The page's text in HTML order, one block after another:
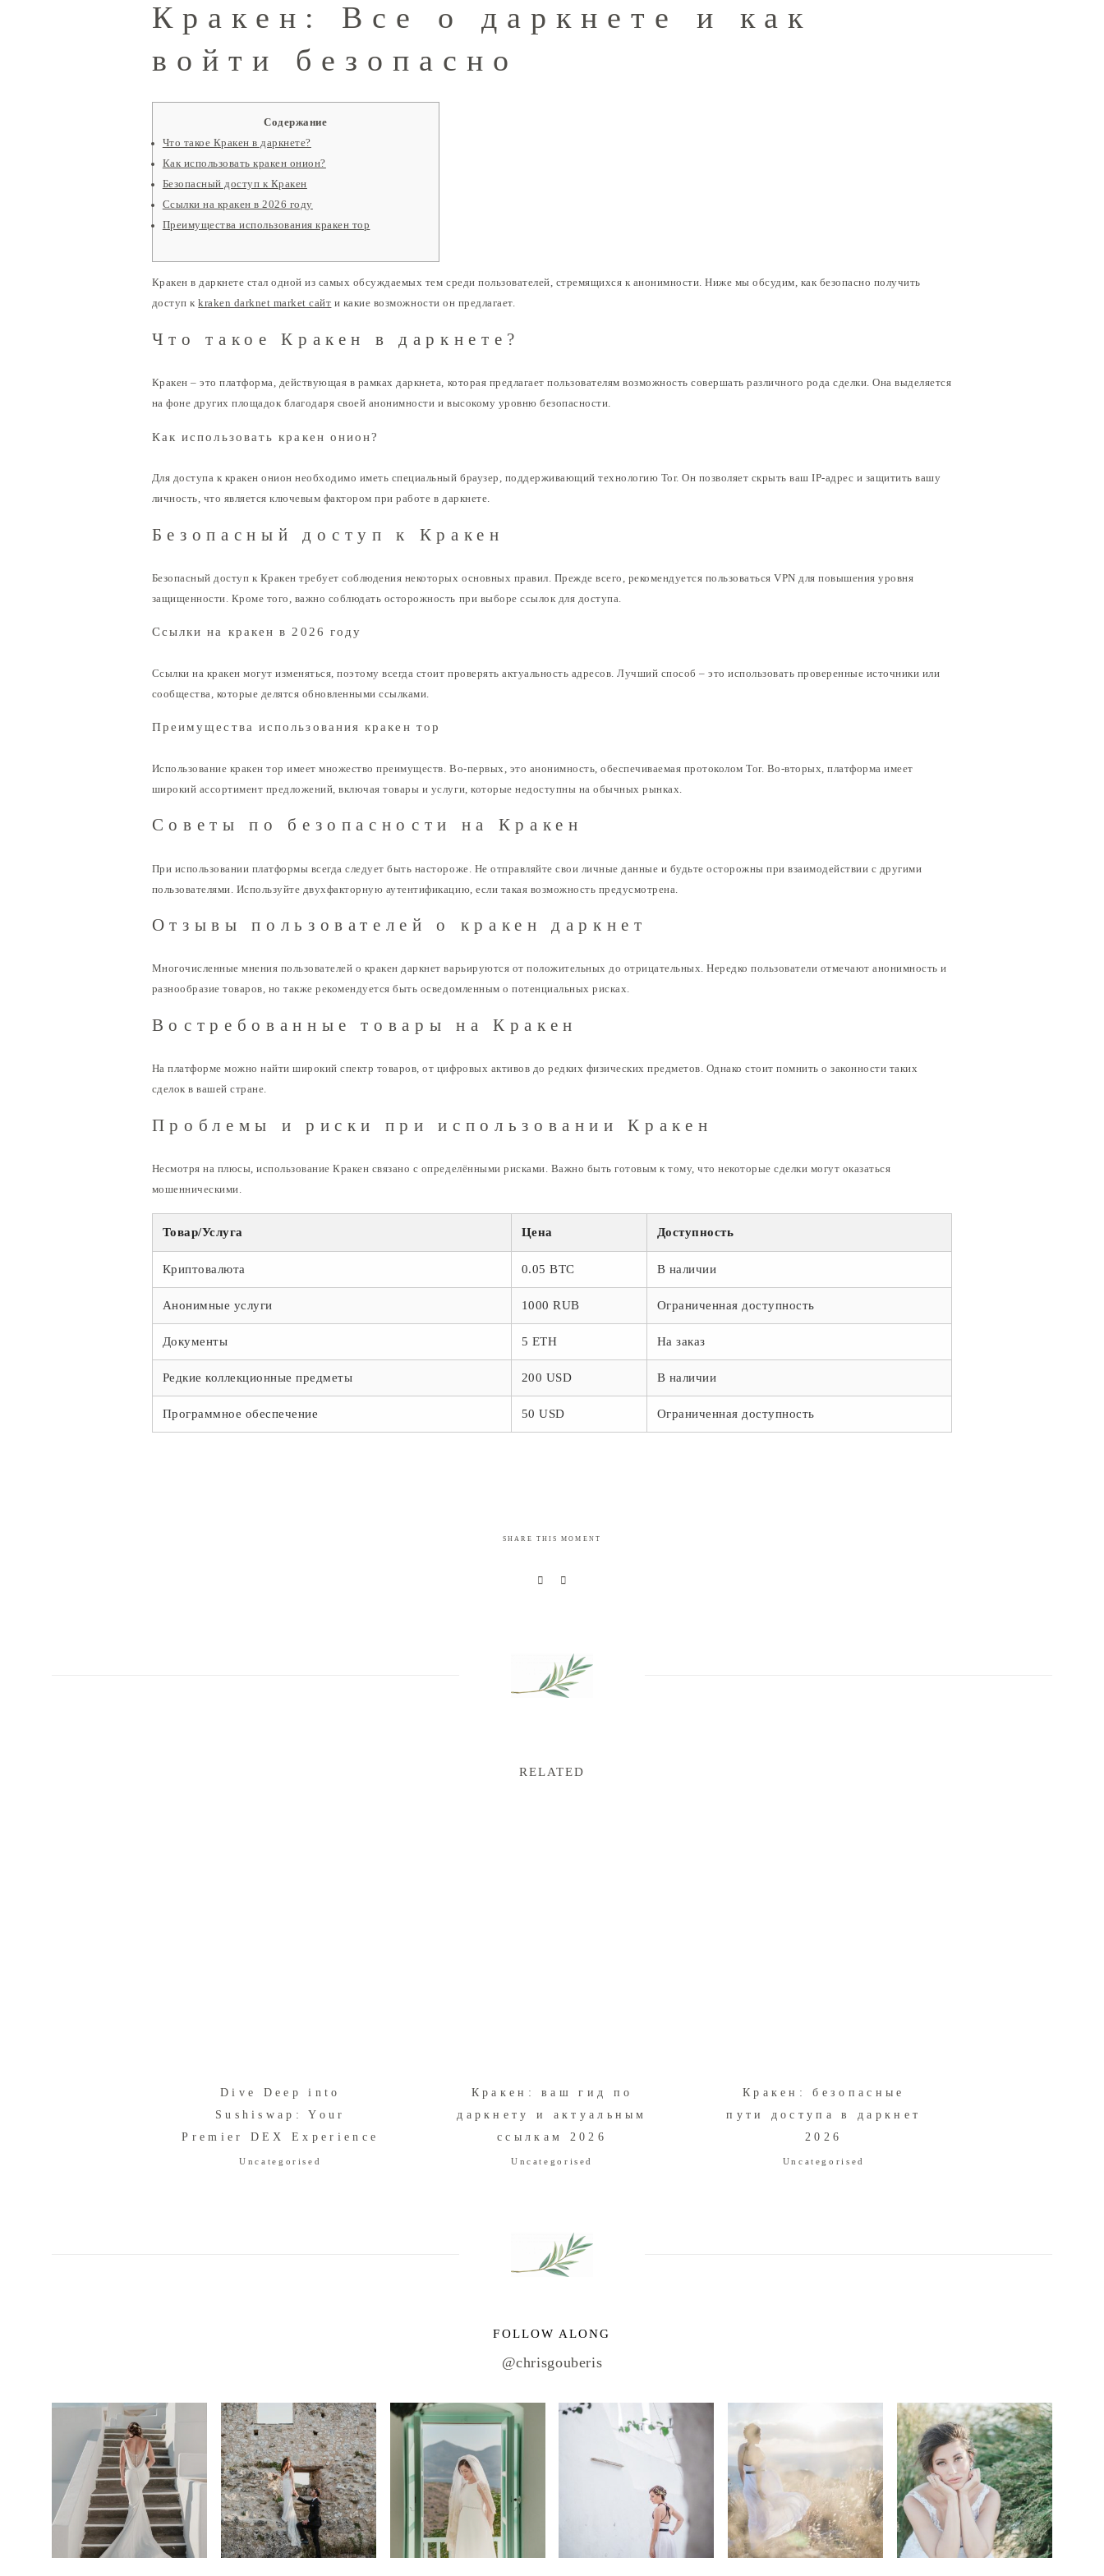
Кракен: Все о даркнете и как
войти безопасно
Содержание
Что такое Кракен в даркнете?
Как использовать кракен онион?
Безопасный доступ к Кракен
Ссылки на кракен в 2026 году
Преимущества использования кракен тор
Кракен в даркнете стал одной из самых обсуждаемых тем среди пользователей, стремящихся к анонимности. Ниже мы обсудим, как безопасно получить
доступ кkraken darknet market сайт и какие возможности он предлагает.
Что такое Кракен в даркнете?
Кракен – это платформа, действующая в рамках даркнета, которая предлагает пользователям возможность совершать различного рода сделки. Она выделяется
на фоне других площадок благодаря своей анонимности и высокому уровню безопасности.
Как использовать кракен онион?
Для доступа к кракен онион необходимо иметь специальный браузер, поддерживающий технологию Tor. Он позволяет скрыть ваш IP-адрес и защитить вашу
личность, что является ключевым фактором при работе в даркнете.
Безопасный доступ к Кракен
Безопасный доступ к Кракен требует соблюдения некоторых основных правил. Прежде всего, рекомендуется пользоваться VPN для повышения уровня
защищенности. Кроме того, важно соблюдать осторожность при выборе ссылок для доступа.
Ссылки на кракен в 2026 году
Ссылки на кракен могут изменяться, поэтому всегда стоит проверять актуальность адресов. Лучший способ – это использовать проверенные источники или
сообщества, которые делятся обновленными ссылками.
Преимущества использования кракен тор
Использование кракен тор имеет множество преимуществ. Во-первых, это анонимность, обеспечиваемая протоколом Tor. Во-вторых, платформа имеет
широкий ассортимент предложений, включая товары и услуги, которые недоступны на обычных рынках.
Советы по безопасности на Кракен
При использовании платформы всегда следует быть настороже. Не отправляйте свои личные данные и будьте осторожны при взаимодействии с другими
пользователями. Используйте двухфакторную аутентификацию, если такая возможность предусмотрена.
Отзывы пользователей о кракен даркнет
Многочисленные мнения пользователей о кракен даркнет варьируются от положительных до отрицательных. Нередко пользователи отмечают анонимность и
разнообразие товаров, но также рекомендуется быть осведомленным о потенциальных рисках.
Востребованные товары на Кракен
На платформе можно найти широкий спектр товаров, от цифровых активов до редких физических предметов. Однако стоит помнить о законности таких
сделок в вашей стране.
Проблемы и риски при использовании Кракен
Несмотря на плюсы, использование Кракен связано с определёнными рисками. Важно быть готовым к тому, что некоторые сделки могут оказаться
мошенническими.
Товар/Услуга Цена Доступность
Криптовалюта 0.05 BTC В наличии
Анонимные услуги 1000 RUB Ограниченная доступность
Документы 5 ETH На заказ
Редкие коллекционные предметы 200 USD В наличии
Программное обеспечение 50 USD Ограниченная доступность
SHARE THIS MOMENT
RELATED
Dive Deep into
Sushiswap: Your
Premier DEX Experience
Uncategorised
Кракен: ваш гид по
даркнету и актуальным
ссылкам 2026
Uncategorised
Кракен: безопасные
пути доступа в даркнет
2026
Uncategorised
FOLLOW ALONG
@chrisgouberis